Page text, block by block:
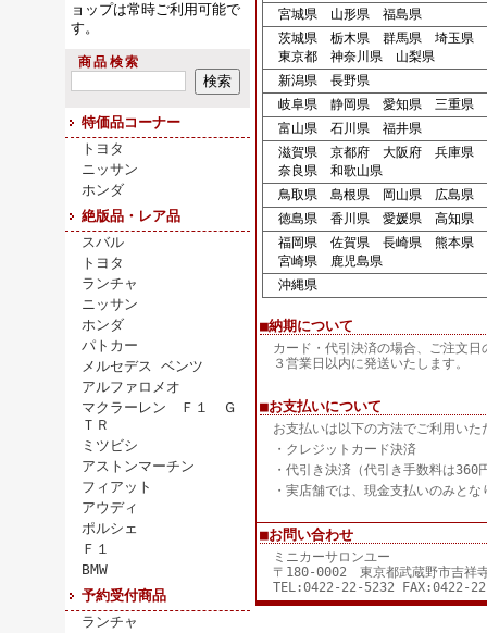
ョップは常時ご利用可能で
す。
商品検索
特価品コーナー
トヨタ
ニッサン
ホンダ
絶版品・レア品
スバル
トヨタ
ランチャ
ニッサン
ホンダ
パトカー
メルセデス ベンツ
アルファロメオ
マクラーレン Ｆ１ Ｇ
ＴＲ
ミツビシ
アストンマーチン
フィアット
アウディ
ポルシェ
Ｆ１
BMW
予約受付商品
ランチャ
宮城県 山形県 福島県
茨城県 栃木県 群馬県 埼玉県
東京都 神奈川県 山梨県
新潟県 長野県
岐阜県 静岡県 愛知県 三重県
富山県 石川県 福井県
滋賀県 京都府 大阪府 兵庫県
奈良県 和歌山県
鳥取県 島根県 岡山県 広島県
徳島県 香川県 愛媛県 高知県
福岡県 佐賀県 長崎県 熊本県
宮崎県 鹿児島県
沖縄県
■納期について
カード・代引決済の場合、ご注文日
３営業日以内に発送いたします。
■お支払いについて
お支払いは以下の方法でご利用いた
・クレジットカード決済
・代引き決済（代引き手数料は360
・実店舗では、現金支払いのみとな
■お問い合わせ
ミニカーサロンユー
〒180-0002 東京都武蔵野市吉祥
TEL:0422-22-5232 FAX:0422-